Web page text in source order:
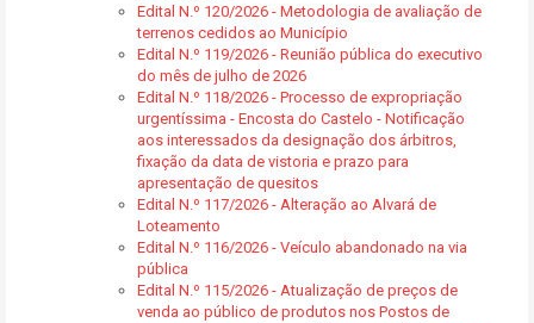
Edital N.º 120/2026 - Metodologia de avaliação de
terrenos cedidos ao Município
Edital N.º 119/2026 - Reunião pública do executivo
do mês de julho de 2026
Edital N.º 118/2026 - Processo de expropriação
urgentíssima - Encosta do Castelo - Notificação
aos interessados da designação dos árbitros,
fixação da data de vistoria e prazo para
apresentação de quesitos
Edital N.º 117/2026 - Alteração ao Alvará de
Loteamento
Edital N.º 116/2026 - Veículo abandonado na via
pública
Edital N.º 115/2026 - Atualização de preços de
venda ao público de produtos nos Postos de